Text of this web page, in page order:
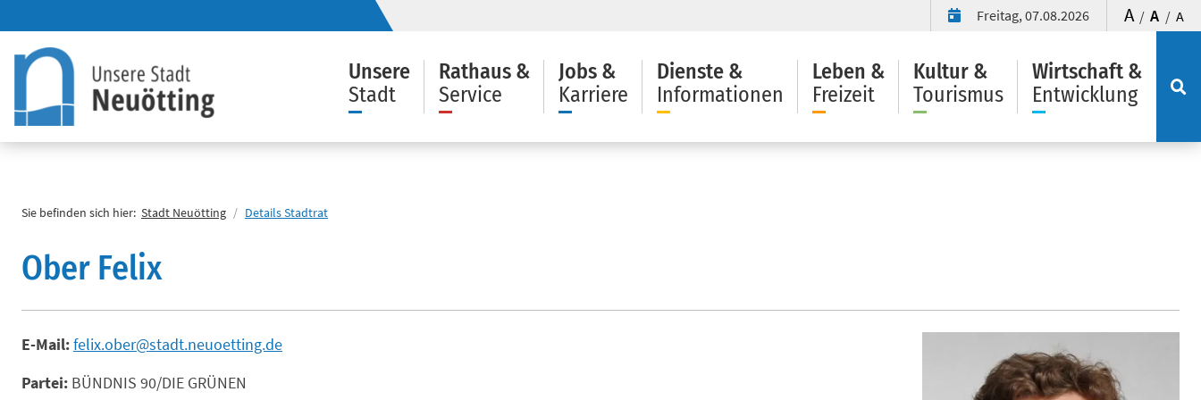
Freitag, 07.08.2026 A / A / A
Unsere
Stadt
Rathaus &
Service
Jobs &
Karriere
Dienste &
Informationen
Leben &
Freizeit
Kultur &
Tourismus
Wirtschaft &
Entwicklung
Sie befinden sich hier: Stadt NeuöttingStartseite
Details Stadtrat
Ober Felix
E-Mail:felix.ober@stadt.neuoetting.de
Partei: BÜNDNIS 90/DIE GRÜNEN